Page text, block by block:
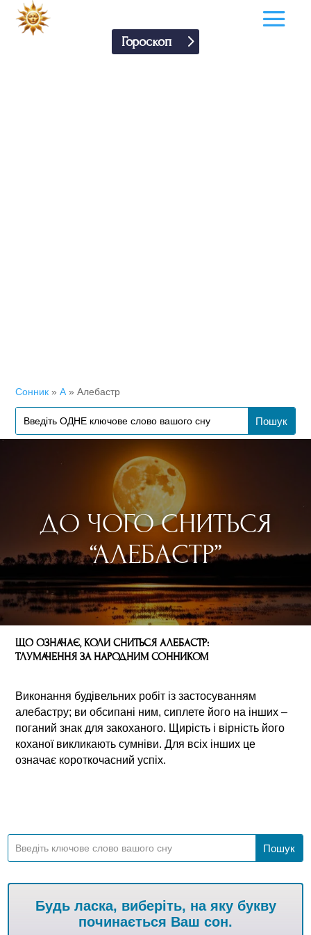
Гороскоп
Сонник »А »Алебастр
ДО ЧОГО СНИТЬСЯ
“АЛЕБАСТР”
ЩО ОЗНАЧАЄ, КОЛИ СНИТЬСЯ АЛЕБАСТР:
ТЛУМАЧЕННЯ ЗА НАРОДНИМ СОННИКОМ
Виконання будівельних робіт із застосуванням
алебастру; ви обсипані ним, сиплете його на інших –
поганий знак для закоханого. Щирість і вірність його
коханої викликають сумніви. Для всіх інших це
означає короткочасний успіх.
Будь ласка, виберіть, на яку букву
починається Ваш сон.